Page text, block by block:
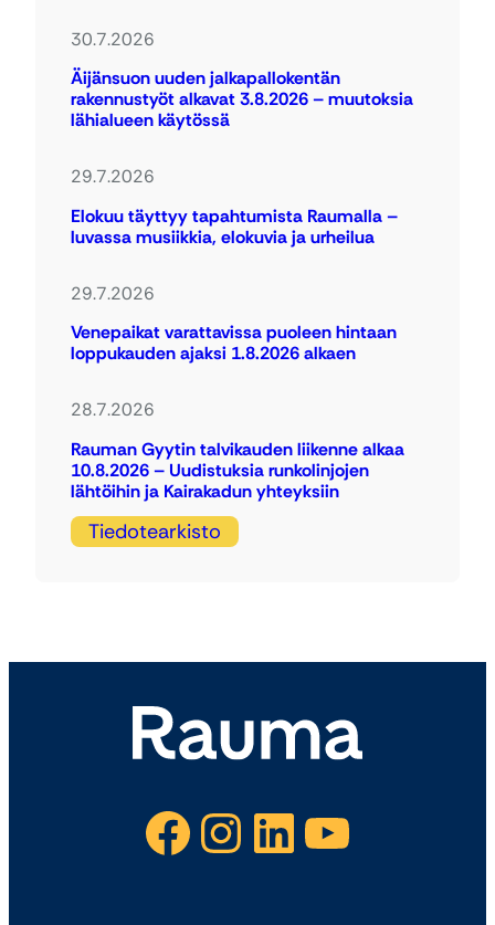
30.7.2026
Äijänsuon uuden jalkapallokentän
rakennustyöt alkavat 3.8.2026 – muutoksia
lähialueen käytössä
29.7.2026
Elokuu täyttyy tapahtumista Raumalla –
luvassa musiikkia, elokuvia ja urheilua
29.7.2026
Venepaikat varattavissa puoleen hintaan
loppukauden ajaksi 1.8.2026 alkaen
28.7.2026
Rauman Gyytin talvikauden liikenne alkaa
10.8.2026 – Uudistuksia runkolinjojen
lähtöihin ja Kairakadun yhteyksiin
Tiedotearkisto
Facebook Instagram LinkedIn YouTube